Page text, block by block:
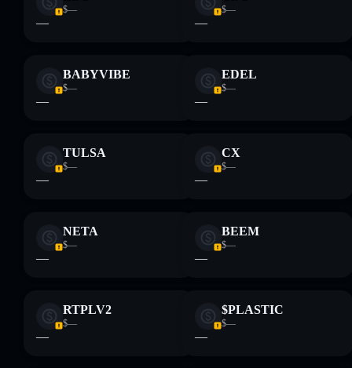
BUTTERBEAR
não constitui aconselhamento financeiro. Faz sempre a tua
pesquisa. Dados fornecidos pelo rugcheck.xyz.
$—
—
$—
—
BABYVIBE
$—
—
EDEL
$—
—
TULSA
$—
—
CX
$—
—
NETA
$—
—
BEEM
$—
—
RTPLV2
$—
—
$PLASTIC
$—
—